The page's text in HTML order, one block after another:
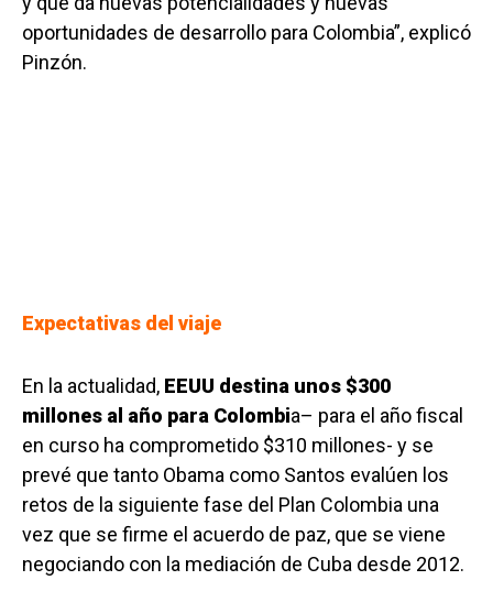
oportunidades de desarrollo para Colombia”, explicó
Pinzón.
Expectativas del viaje
En la actualidad, EEUU destina unos $300
millones al año para Colombia– para el año fiscal
en curso ha comprometido $310 millones- y se
prevé que tanto Obama como Santos evalúen los
retos de la siguiente fase del Plan Colombia una
vez que se firme el acuerdo de paz, que se viene
negociando con la mediación de Cuba desde 2012.